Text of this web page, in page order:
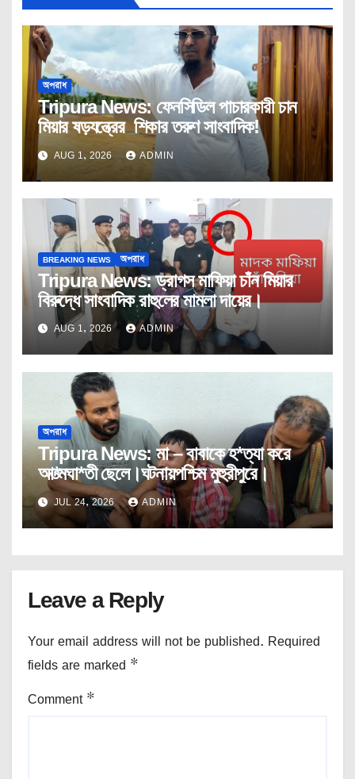
অপরাধ
Tripura News: ফেনসিডিল পাচারকারী চান
মিয়ার ষড়যন্ত্রের শিকার তরুণ সাংবাদিক!
AUG 1, 2026 ADMIN
BREAKING NEWS অপরাধ
Tripura News: ড্রাগস মাফিয়া চাঁন মিয়ার
বিরুদ্ধে সাংবাদিক রাহুলের মামলা দায়ের।
AUG 1, 2026 ADMIN
অপরাধ
Tripura News: মা – বাবাকে হ*ত্যা করে
আ*ত্মঘা*তী ছেলে।ঘটনায়পশ্চিম মুহুরীপুরে।
JUL 24, 2026 ADMIN
Leave a Reply
Your email address will not be published. Required
fields are marked *
Comment *